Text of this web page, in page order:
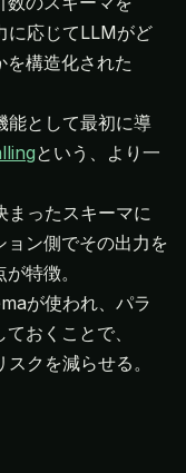
に応じてLLMがど
構造化された
として最初に導
という、より一
まったスキーマに
ン側でその出力を
特徴。
が使われ、パラ
おくことで、
クを減らせる。